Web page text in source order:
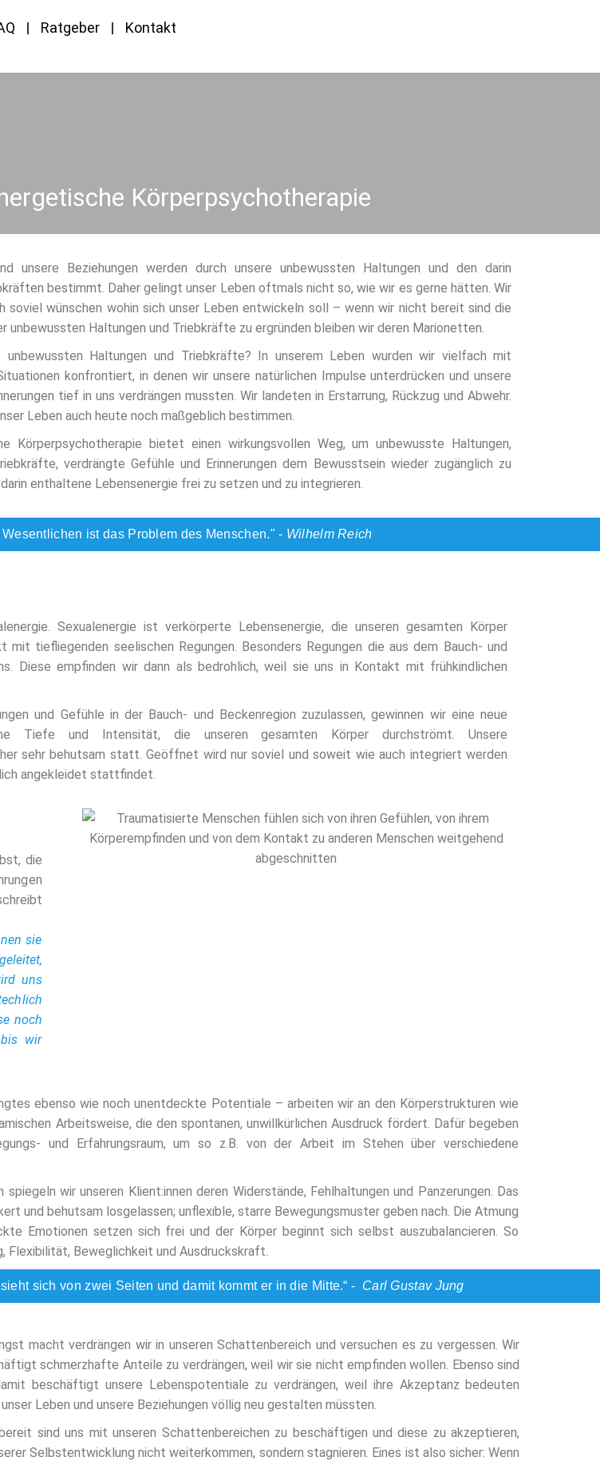
Ratgeber Kontakt
Körperpsychotherapie
unsere Beziehungen werden durch unsere unbewussten Haltungen und den darin
bestimmt. Daher gelingt unser Leben oftmals nicht so, wie wir es gerne hätten. Wir
soviel wünschen wohin sich unser Leben entwickeln soll – wenn wir nicht bereit sind die
unbewussten Haltungen und Triebkräfte zu ergründen bleiben wir deren Marionetten.
unbewussten Haltungen und Triebkräfte? In unserem Leben wurden wir vielfach mit
konfrontiert, in denen wir unsere natürlichen Impulse unterdrücken und unsere
tief in uns verdrängen mussten. Wir landeten in Erstarrung, Rückzug und Abwehr.
Leben auch heute noch maßgeblich bestimmen.
Körperpsychotherapie bietet einen wirkungsvollen Weg, um unbewusste Haltungen,
verdrängte Gefühle und Erinnerungen dem Bewusstsein wieder zugänglich zu
enthaltene Lebensenergie frei zu setzen und zu integrieren.
ist das Problem des Menschen." - Wilhelm Reich
Sexualenergie ist verkörperte Lebensenergie, die unseren gesamten Körper
tiefliegenden seelischen Regungen. Besonders Regungen die aus dem Bauch- und
Diese empfinden wir dann als bedrohlich, weil sie uns in Kontakt mit frühkindlichen
und Gefühle in der Bauch- und Beckenregion zuzulassen, gewinnen wir eine neue
Tiefe und Intensität, die unseren gesamten Körper durchströmt. Unsere
sehr behutsam statt. Geöffnet wird nur soviel und soweit wie auch integriert werden
angekleidet stattfindet.
die
sie
uns
noch
wir
ebenso wie noch unentdeckte Potentiale – arbeiten wir an den Körperstrukturen wie
Arbeitsweise, die den spontanen, unwillkürlichen Ausdruck fördert. Dafür begeben
und Erfahrungsraum, um so z.B. von der Arbeit im Stehen über verschiedene
wir unseren Klient:innen deren Widerstände, Fehlhaltungen und Panzerungen. Das
und behutsam losgelassen; unflexible, starre Bewegungsmuster geben nach. Die Atmung
Emotionen setzen sich frei und der Körper beginnt sich selbst auszubalancieren. So
Beweglichkeit und Ausdruckskraft.
sich von zwei Seiten und damit kommt er in die Mitte.“ - Carl Gustav Jung
macht verdrängen wir in unseren Schattenbereich und versuchen es zu vergessen. Wir
schmerzhafte Anteile zu verdrängen, weil wir sie nicht empfinden wollen. Ebenso sind
beschäftigt unsere Lebenspotentiale zu verdrängen, weil ihre Akzeptanz bedeuten
Leben und unsere Beziehungen völlig neu gestalten müssten.
sind uns mit unseren Schattenbereichen zu beschäftigen und diese zu akzeptieren,
Selbstentwicklung nicht weiterkommen, sondern stagnieren. Eines ist also sicher: Wenn